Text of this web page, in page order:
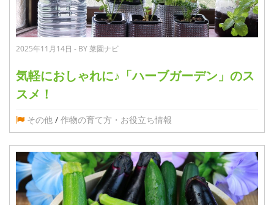
2025年11月14日 - BY 菜園ナビ
気軽におしゃれに♪「ハーブガーデン」のス
スメ！
その他 / 作物の育て方・お役立ち情報